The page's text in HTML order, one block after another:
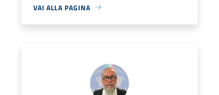
VAI ALLA PAGINA